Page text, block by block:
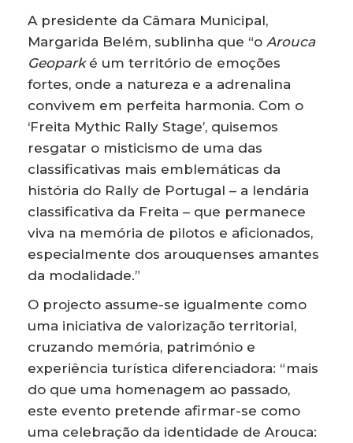
A presidente da Câmara Municipal,
Margarida Belém, sublinha que “o Arouca
Geoparké um território de emoções
fortes, onde a natureza e a adrenalina
convivem em perfeita harmonia. Com o
‘Freita Mythic Rally Stage’, quisemos
resgatar o misticismo de uma das
classificativas mais emblemáticas da
história do Rally de Portugal – a lendária
classificativa da Freita – que permanece
viva na memória de pilotos e aficionados,
especialmente dos arouquenses amantes
da modalidade.”
O projecto assume-se igualmente como
uma iniciativa de valorização territorial,
cruzando memória, património e
experiência turística diferenciadora: “mais
do que uma homenagem ao passado,
este evento pretende afirmar-se como
uma celebração da identidade de Arouca: